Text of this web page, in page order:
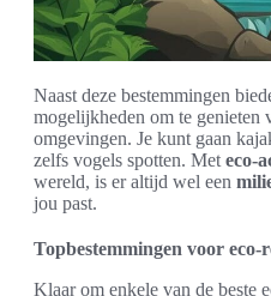
Naast deze bestemmingen
mogelijkheden om te genieten
omgevingen. Je kunt gaan
zelfs vogels spotten. Met eco-
wereld, is er altijd wel een
jou past.
Topbestemmingen voor eco-
Klaar om enkele van de beste